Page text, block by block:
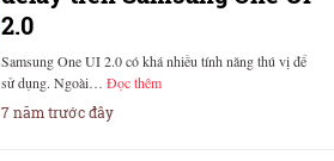
2.0
Samsung One UI 2.0 có khá nhiều tính năng thú vị để
sử dụng. Ngoài… Đọc thêm
7 năm trước đây